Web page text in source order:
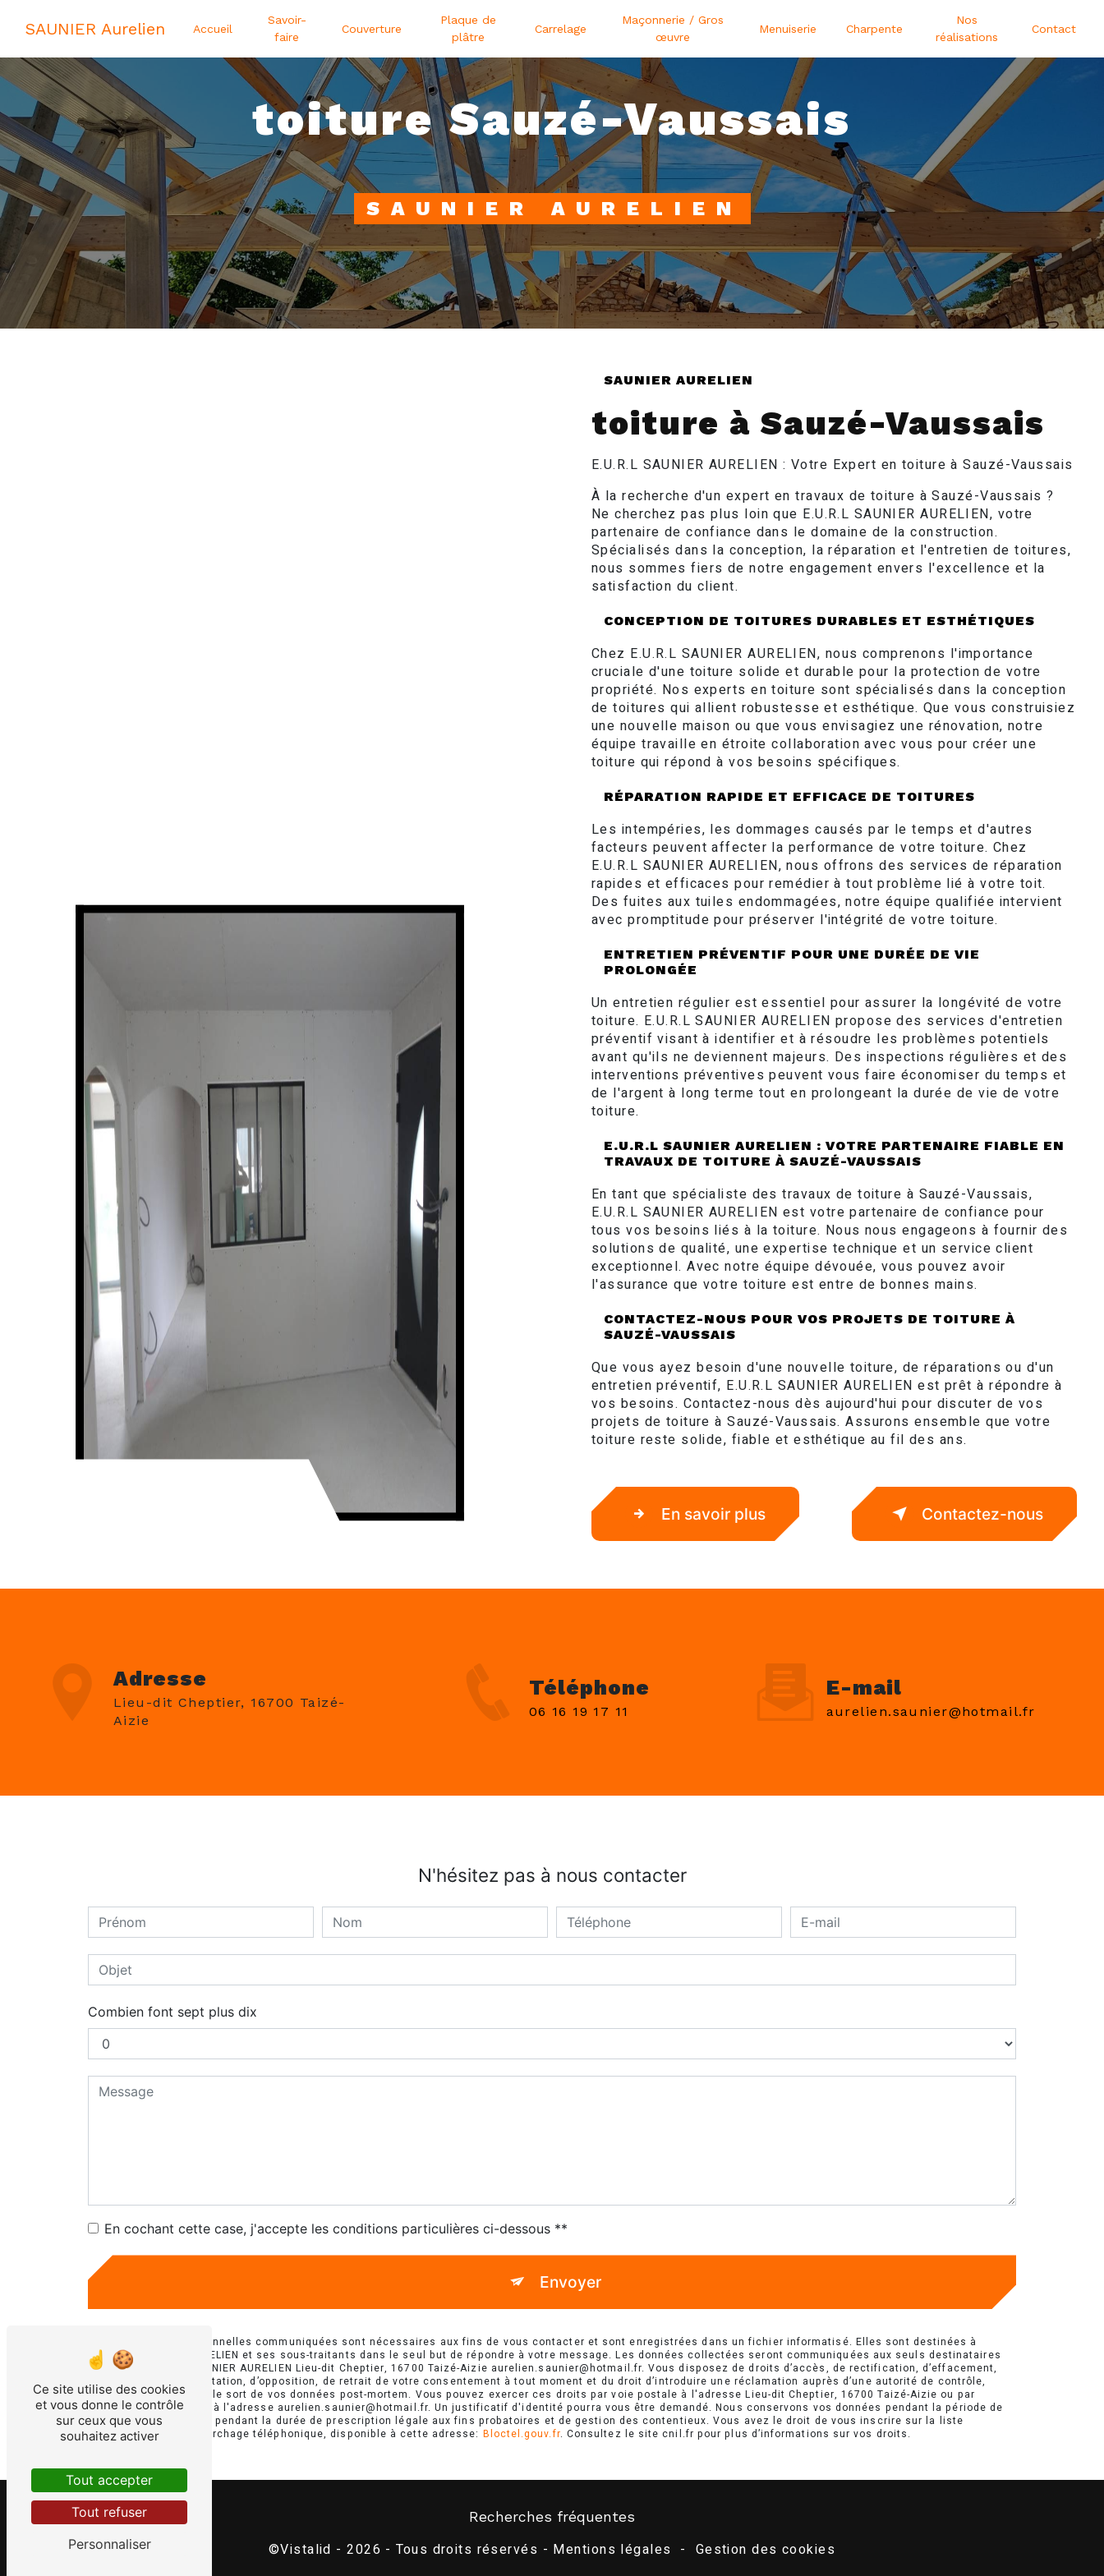
SAUNIER Aurelien Accueil
Savoir-
faire
Couverture
Plaque de
plâtre
Carrelage
Maçonnerie / Gros
œuvre
Menuiserie Charpente
Nos
réalisations
Contact
toiture Sauzé-Vaussais
SAUNIER AURELIEN
SAUNIER AURELIEN
toiture à Sauzé-Vaussais
E.U.R.L SAUNIER AURELIEN : Votre Expert en toiture à Sauzé-Vaussais
À la recherche d'un expert en travaux de toiture à Sauzé-Vaussais ?
Ne cherchez pas plus loin que E.U.R.L SAUNIER AURELIEN, votre
partenaire de confiance dans le domaine de la construction.
Spécialisés dans la conception, la réparation et l'entretien de toitures,
nous sommes fiers de notre engagement envers l'excellence et la
satisfaction du client.
CONCEPTION DE TOITURES DURABLES ET ESTHÉTIQUES
Chez E.U.R.L SAUNIER AURELIEN, nous comprenons l'importance
cruciale d'une toiture solide et durable pour la protection de votre
propriété. Nos experts en toiture sont spécialisés dans la conception
de toitures qui allient robustesse et esthétique. Que vous construisiez
une nouvelle maison ou que vous envisagiez une rénovation, notre
équipe travaille en étroite collaboration avec vous pour créer une
toiture qui répond à vos besoins spécifiques.
RÉPARATION RAPIDE ET EFFICACE DE TOITURES
Les intempéries, les dommages causés par le temps et d'autres
facteurs peuvent affecter la performance de votre toiture. Chez
E.U.R.L SAUNIER AURELIEN, nous offrons des services de réparation
rapides et efficaces pour remédier à tout problème lié à votre toit.
Des fuites aux tuiles endommagées, notre équipe qualifiée intervient
avec promptitude pour préserver l'intégrité de votre toiture.
ENTRETIEN PRÉVENTIF POUR UNE DURÉE DE VIE
PROLONGÉE
Un entretien régulier est essentiel pour assurer la longévité de votre
toiture. E.U.R.L SAUNIER AURELIEN propose des services d'entretien
préventif visant à identifier et à résoudre les problèmes potentiels
avant qu'ils ne deviennent majeurs. Des inspections régulières et des
interventions préventives peuvent vous faire économiser du temps et
de l'argent à long terme tout en prolongeant la durée de vie de votre
toiture.
E.U.R.L SAUNIER AURELIEN : VOTRE PARTENAIRE FIABLE EN
TRAVAUX DE TOITURE À SAUZÉ-VAUSSAIS
En tant que spécialiste des travaux de toiture à Sauzé-Vaussais,
E.U.R.L SAUNIER AURELIEN est votre partenaire de confiance pour
tous vos besoins liés à la toiture. Nous nous engageons à fournir des
solutions de qualité, une expertise technique et un service client
exceptionnel. Avec notre équipe dévouée, vous pouvez avoir
l'assurance que votre toiture est entre de bonnes mains.
CONTACTEZ-NOUS POUR VOS PROJETS DE TOITURE À
SAUZÉ-VAUSSAIS
Que vous ayez besoin d'une nouvelle toiture, de réparations ou d'un
entretien préventif, E.U.R.L SAUNIER AURELIEN est prêt à répondre à
vos besoins. Contactez-nous dès aujourd'hui pour discuter de vos
projets de toiture à Sauzé-Vaussais. Assurons ensemble que votre
toiture reste solide, fiable et esthétique au fil des ans.
En savoir plus Contactez-nous
Adresse
Lieu-dit Cheptier, 16700 Taizé-
Aizie
Téléphone
06 16 19 17 11
E-mail
aurelien.saunier@hotmail.fr
N'hésitez pas à nous contacter
Combien font sept plus dix
En cochant cette case, j'accepte les conditions particulières ci-dessous **
Envoyer
** Les données personnelles communiquées sont nécessaires aux fins de vous contacter et sont enregistrées dans un fichier informatisé. Elles sont destinées à
E.U.R.L SAUNIER AURELIEN et ses sous-traitants dans le seul but de répondre à votre message. Les données collectées seront communiquées aux seuls destinataires
suivants: E.U.R.L SAUNIER AURELIEN Lieu-dit Cheptier, 16700 Taizé-Aizie aurelien.saunier@hotmail.fr. Vous disposez de droits d’accès, de rectification, d’effacement,
de portabilité, de limitation, d’opposition, de retrait de votre consentement à tout moment et du droit d’introduire une réclamation auprès d’une autorité de contrôle,
ainsi que d’organiser le sort de vos données post-mortem. Vous pouvez exercer ces droits par voie postale à l'adresse Lieu-dit Cheptier, 16700 Taizé-Aizie ou par
courrier électronique à l'adresse aurelien.saunier@hotmail.fr. Un justificatif d'identité pourra vous être demandé. Nous conservons vos données pendant la période de
prise de contact puis pendant la durée de prescription légale aux fins probatoires et de gestion des contentieux. Vous avez le droit de vous inscrire sur la liste
d'opposition au démarchage téléphonique, disponible à cette adresse: Bloctel.gouv.fr. Consultez le site cnil.fr pour plus d’informations sur vos droits.
Recherches fréquentes
©Vistalid - 2026 - Tous droits réservés - Mentions légales - Gestion des cookies
Ce site utilise des cookies
et vous donne le contrôle
sur ceux que vous
souhaitez activer
Tout accepter
Tout refuser
Personnaliser